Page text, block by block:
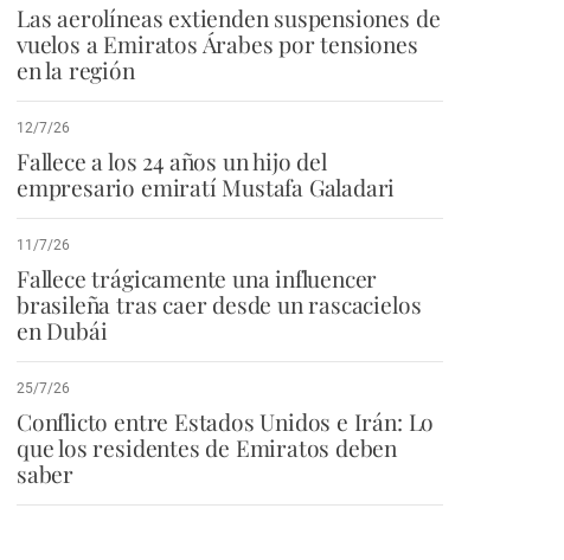
Las aerolíneas extienden suspensiones de
vuelos a Emiratos Árabes por tensiones
en la región
12/7/26
Fallece a los 24 años un hijo del
empresario emiratí Mustafa Galadari
11/7/26
Fallece trágicamente una influencer
brasileña tras caer desde un rascacielos
en Dubái
25/7/26
Conflicto entre Estados Unidos e Irán: Lo
que los residentes de Emiratos deben
saber